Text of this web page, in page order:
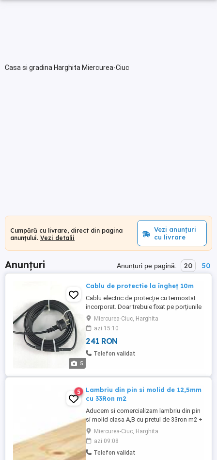
Casa si gradina Harghita Miercurea-Ciuc
Cumpără cu livrare, direct din pagina
anunțului. Vezi detalii
Vezi anunțuri
cu livrare
Anunțuri Anunțuri pe pagină: 20 50
5
Cablu de protectie la îngheț 10m
Cablu electric de protecție cu termostat
încorporat. Doar trebuie fixat pe porțiunile
de țeavă, robineți expuse pericolului
înghețării și alimentat de la priză.
Termostatul încorporat va avea grijă ca să
funcționeze doar atunci, cănd este
necesar. Nu trebuie să goliți robinetul de
Miercurea-Ciuc, Harghita
azi 15:10
241 RON
Telefon validat
5
Lambriu din pin si molid de 12,5mm
cu 33Ron m2
Aducem si comercializam lambriu din pin
si molid clasa A,B cu pretul de 33ron m2 +
TVA , cantitate minima 1 TIR , pentru
detalii va rugam sa ne contactati.
Miercurea-Ciuc, Harghita
azi 09:08
Telefon validat